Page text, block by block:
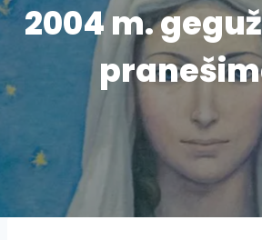
2004 m.